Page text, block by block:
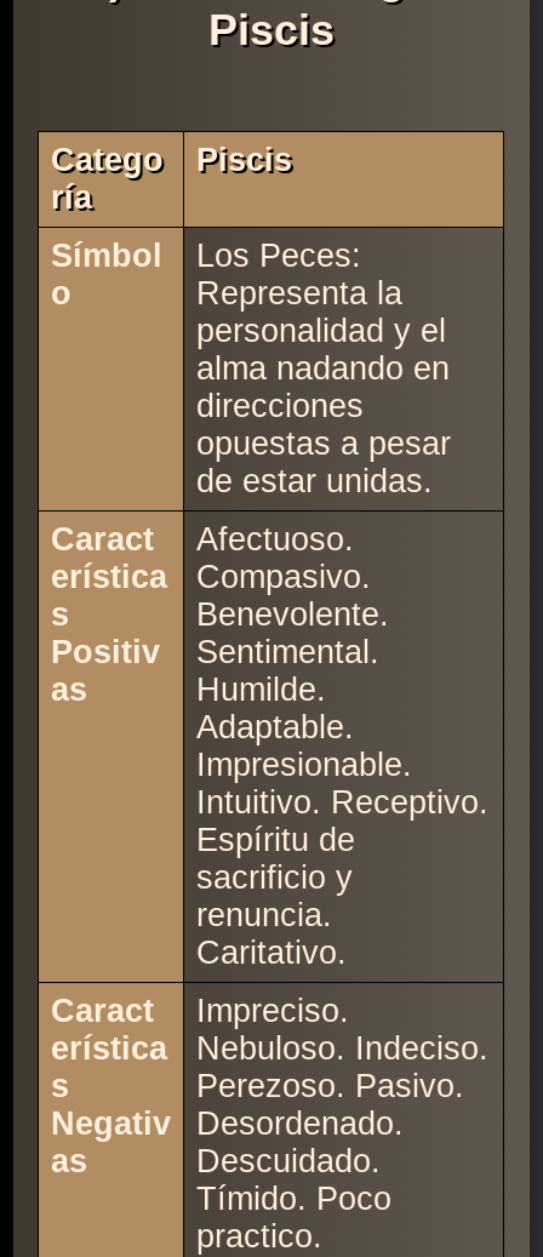
Piscis
Catego
Ría
Piscis
Símbol
o
Los Peces:
Representa la
personalidad y el
alma nadando en
direcciones
opuestas a pesar
de estar unidas.
Caract
erística
s
Positiv
as
Afectuoso.
Compasivo.
Benevolente.
Sentimental.
Humilde.
Adaptable.
Impresionable.
Intuitivo. Receptivo.
Espíritu de
sacrificio y
renuncia.
Caritativo.
Caract
erística
s
Negativ
as
Impreciso.
Nebuloso. Indeciso.
Perezoso. Pasivo.
Desordenado.
Descuidado.
Tímido. Poco
practico.